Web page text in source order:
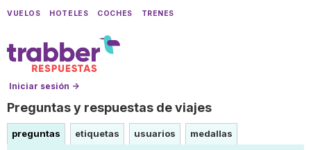
VUELOS HOTELES COCHES TRENES
Iniciar sesión →
Preguntas y respuestas de viajes
preguntas etiquetas usuarios medallas